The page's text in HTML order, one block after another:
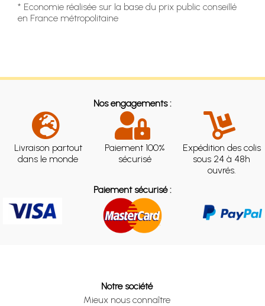
* Economie réalisée sur la base du prix public conseillé
en France métropolitaine
Nos engagements :
Livraison partout
dans le monde
Paiement 100%
sécurisé
Expédition des colis
sous 24 à 48h
ouvrés.
Paiement sécurisé :
Notre société
Mieux nous connaître